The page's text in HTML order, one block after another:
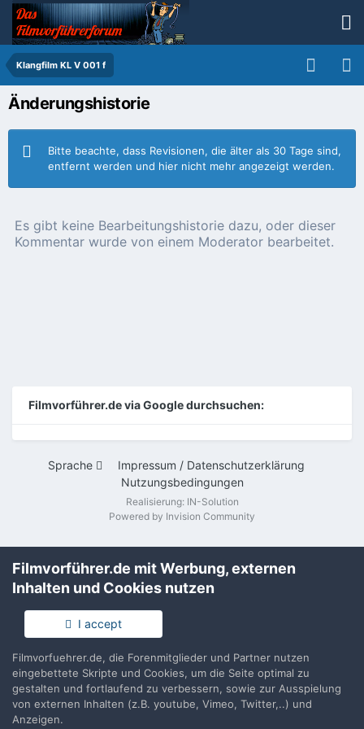
Klangfilm KL V 001 f
Änderungshistorie
Bitte beachte, dass Revisionen, die älter als 30 Tage sind,
entfernt werden und hier nicht mehr angezeigt werden.
Es gibt keine Bearbeitungshistorie dazu, oder dieser
Kommentar wurde von einem Moderator bearbeitet.
Filmvorführer.de via Google durchsuchen:
Sprache
Impressum / Datenschutzerklärung
Nutzungsbedingungen
Realisierung: IN-Solution
Powered by Invision Community
Filmvorführer.de mit Werbung, externen
Inhalten und Cookies nutzen
I accept
Filmvorfuehrer.de, die Forenmitglieder und Partner nutzen
eingebettete Skripte und Cookies, um die Seite optimal zu
gestalten und fortlaufend zu verbessern, sowie zur Ausspielung
von externen Inhalten (z.B. youtube, Vimeo, Twitter,..) und
Anzeigen.